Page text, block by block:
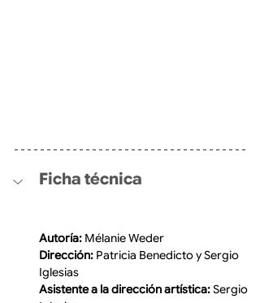
Ficha técnica
Autoría: Mélanie Weder
Dirección: Patricia Benedicto y Sergio
Iglesias
Asistente a la dirección artística: Sergio